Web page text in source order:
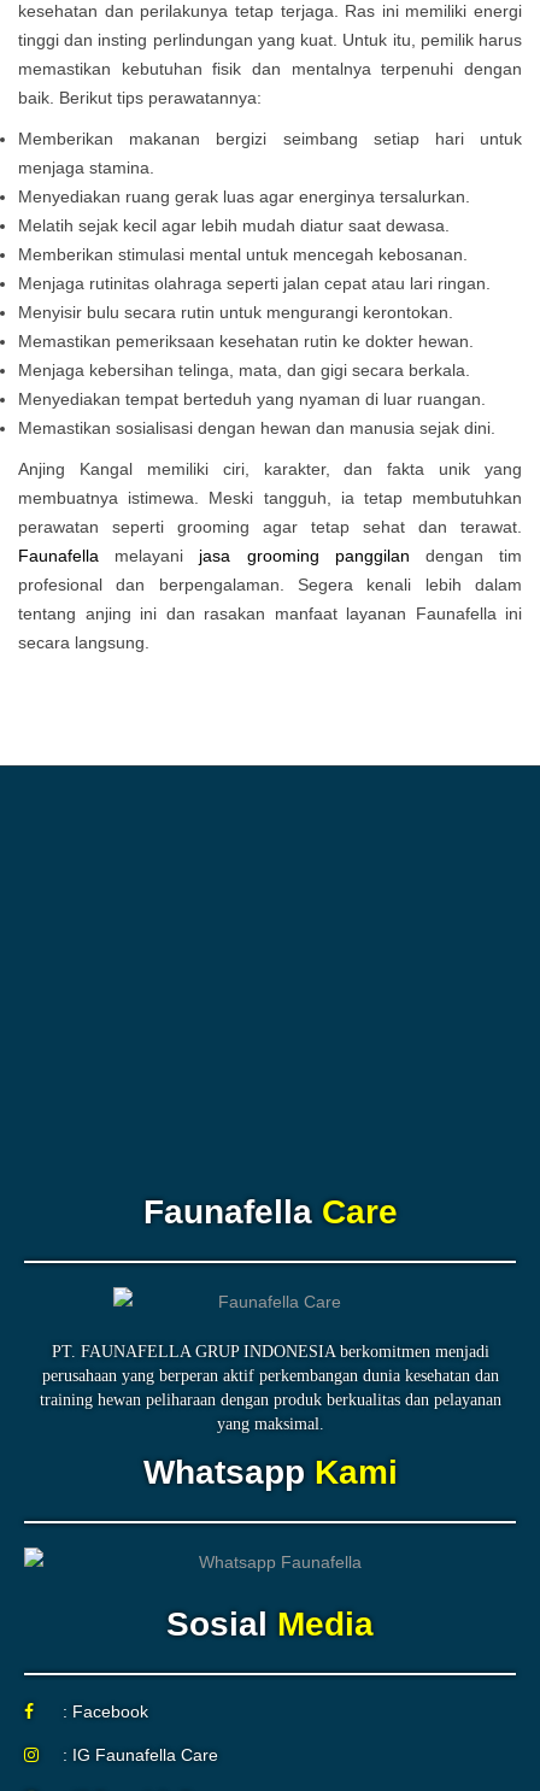
kesehatan dan perilakunya tetap terjaga. Ras ini memiliki energi
tinggi dan insting perlindungan yang kuat. Untuk itu, pemilik harus
memastikan kebutuhan fisik dan mentalnya terpenuhi dengan
baik. Berikut tips perawatannya:
Memberikan makanan bergizi seimbang setiap hari untuk
menjaga stamina.
Menyediakan ruang gerak luas agar energinya tersalurkan.
Melatih sejak kecil agar lebih mudah diatur saat dewasa.
Memberikan stimulasi mental untuk mencegah kebosanan.
Menjaga rutinitas olahraga seperti jalan cepat atau lari ringan.
Menyisir bulu secara rutin untuk mengurangi kerontokan.
Memastikan pemeriksaan kesehatan rutin ke dokter hewan.
Menjaga kebersihan telinga, mata, dan gigi secara berkala.
Menyediakan tempat berteduh yang nyaman di luar ruangan.
Memastikan sosialisasi dengan hewan dan manusia sejak dini.
Anjing Kangal memiliki ciri, karakter, dan fakta unik yang
membuatnya istimewa. Meski tangguh, ia tetap membutuhkan
perawatan seperti grooming agar tetap sehat dan terawat.
Faunafella melayani jasa grooming panggilan dengan tim
profesional dan berpengalaman. Segera kenali lebih dalam
tentang anjing ini dan rasakan manfaat layanan Faunafella ini
secara langsung.
FaunafellaCare
PT. FAUNAFELLA GRUP INDONESIA berkomitmen menjadi
perusahaan yang berperan aktif perkembangan dunia kesehatan dan
training hewan peliharaan dengan produk berkualitas dan pelayanan
yang maksimal.
WhatsappKami
Sosial Media
: Facebook
: IG Faunafella Care